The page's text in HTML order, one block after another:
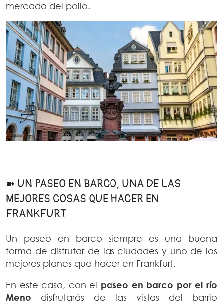
mercado del pollo.
➽ UN PASEO EN BARCO, UNA DE LAS
MEJORES COSAS QUE HACER EN
FRANKFURT
Un paseo en barco siempre es una buena
forma de disfrutar de las ciudades y uno de los
mejores planes que hacer en Frankfurt.
En este caso, con el paseo en barco por el río
Meno disfrutarás de las vistas del barrio